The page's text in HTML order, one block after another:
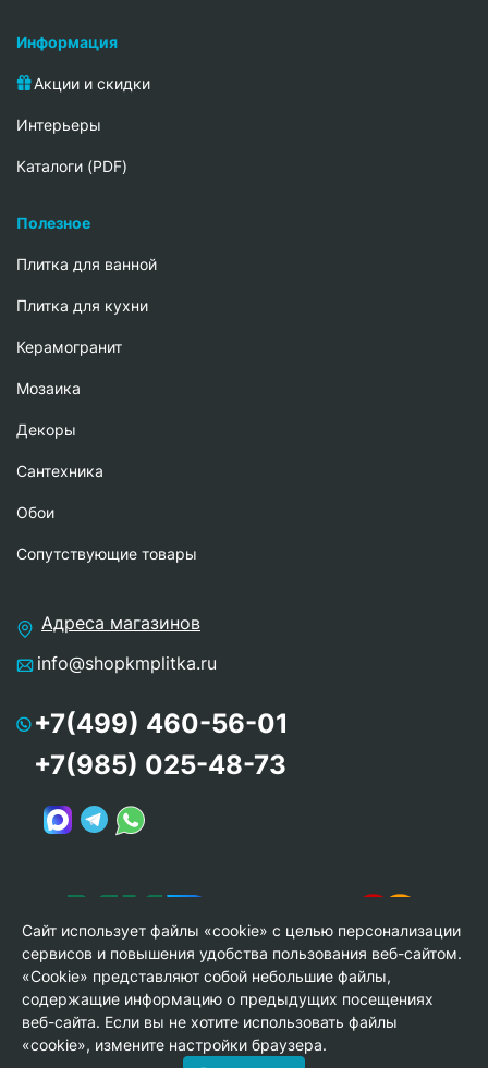
Информация
Акции и скидки
Интерьеры
Каталоги (PDF)
Полезное
Плитка для ванной
Плитка для кухни
Керамогранит
Мозаика
Декоры
Сантехника
Обои
Сопутствующие товары
Адреса магазинов
info@shopkmplitka.ru
+7(499) 460-56-01
+7(985) 025-48-73
© Copyright 2013-2026 KERAMA MARAZZI, ООО «Гамма
Керамика»
Сайт использует файлы «cookie» с целью персонализации
сервисов и повышения удобства пользования веб-сайтом.
«Cookie» представляют собой небольшие файлы,
содержащие информацию о предыдущих посещениях
веб-сайта. Если вы не хотите использовать файлы
«cookie», измените настройки браузера.